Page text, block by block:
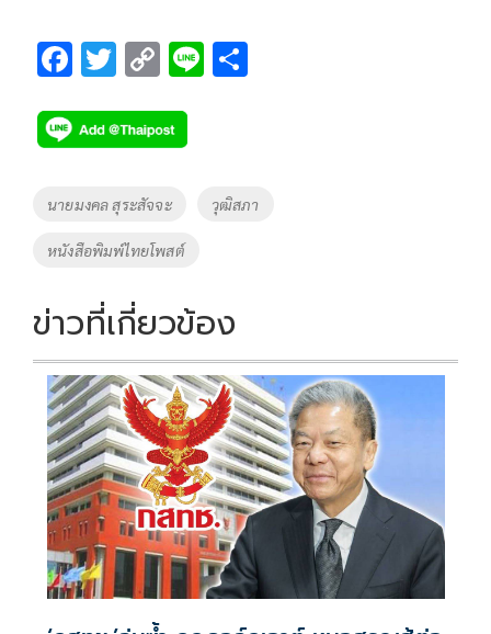
F
e
b
o
o
k
T
tt
er
C
p
y
Li
k
Li
Tags
นายมงคล สุระสัจจะ วุฒิสภา
หนังสือพิมพ์ไทยโพสต์
ข่าวที่เกี่ยวข้อง